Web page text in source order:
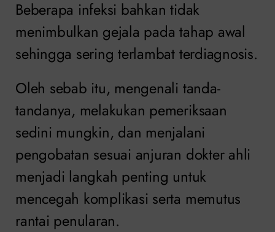
Beberapa infeksi bahkan tidak
menimbulkan gejala pada tahap awal
sehingga sering terlambat terdiagnosis.
Oleh sebab itu, mengenali tanda-
tandanya, melakukan pemeriksaan
sedini mungkin, dan menjalani
pengobatan sesuai anjuran dokter ahli
menjadi langkah penting untuk
mencegah komplikasi serta memutus
rantai penularan.